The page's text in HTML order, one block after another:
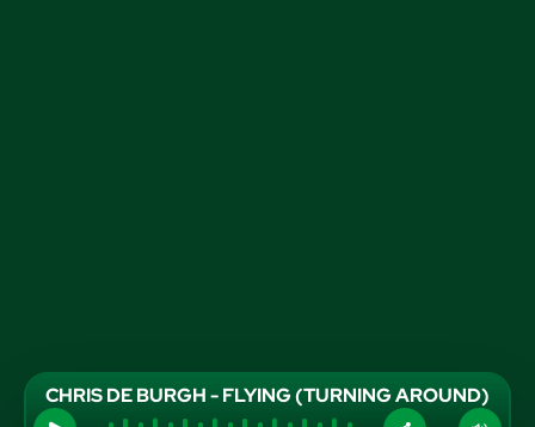
CHRIS DE BURGH - FLYING (TURNING AROUND)